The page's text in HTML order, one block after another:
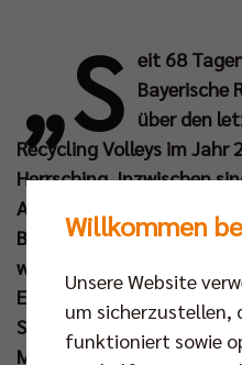
„S eit 68
Bayerische
über den
Recycling Volleys im Jahr
Herrsching. Inzwischen
Ammersee sogar 77 Tage
Bundesliga, wobei über
weiteres Spiel seit der
Es begegnen sich also
Sonntagnachmittag (29.
Max-Schmeling-Halle.
Willkommen
Unsere Website
um sicherzustellen,
funktioniert sowie